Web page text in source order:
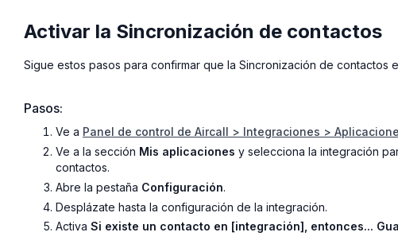
Activar la Sincronización de contactos
Sigue estos pasos para confirmar que la Sincronización de contactos
Pasos:
Ve a Panel de control de Aircall > Integraciones >
Ve a la sección Mis aplicaciones y selecciona la integración
contactos.
Abre la pestaña Configuración.
Desplázate hasta la configuración de la integración.
Activa Si existe un contacto en [integración], entonces...